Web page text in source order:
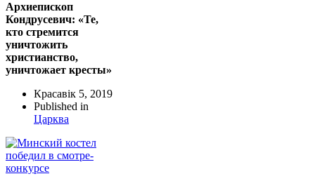
Архиепископ
Кондрусевич: «Те,
кто стремится
уничтожить
христианство,
уничтожает кресты»
Красавік 5, 2019
Published in
Царква